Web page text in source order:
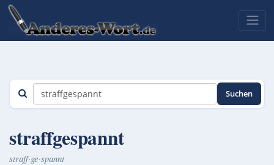
Suchen
straffgespannt
straff·ge·spannt